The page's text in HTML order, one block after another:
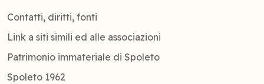
Contatti, diritti, fonti
Link a siti simili ed alle associazioni
Patrimonio immateriale di Spoleto
Spoleto 1962